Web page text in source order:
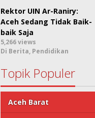
Rektor UIN Ar-Raniry:
Aceh Sedang Tidak Baik-
baik Saja
5,266 views
Di Berita, Pendidikan
Topik Populer
Aceh Barat